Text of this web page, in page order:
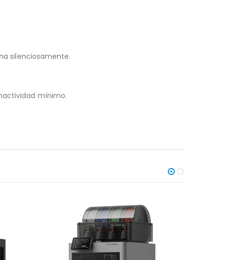
silenciosamente.
mínimo.